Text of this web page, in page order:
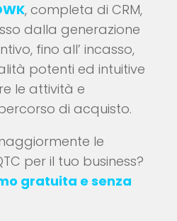
, completa di CRM,
dalla generazione
fino all’ incasso,
potenti ed intuitive
le attività e
di acquisto.
le
per il tuo business?
gratuita e senza